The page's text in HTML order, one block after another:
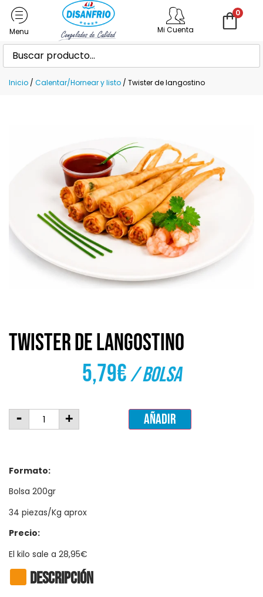
Mi Cuenta
0
Inicio / Calentar/Hornear y listo / Twister de langostino
Twister de langostino
5,79€/ bolsa
- + Añadir
Formato:
Bolsa 200gr
34 piezas/Kg aprox
Precio:
El kilo sale a 28,95€
Descripción